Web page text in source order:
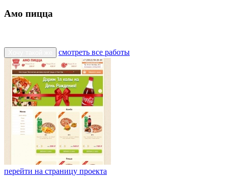
Амо пицца
смотреть все работы
перейти на страницу проекта